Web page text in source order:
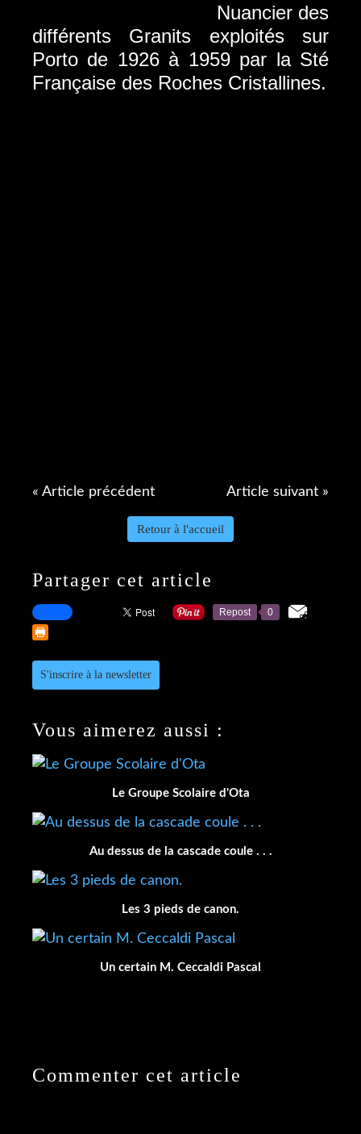
Nuancier des
différents Granits exploités sur
Porto de 1926 à 1959 par la Sté
Française des Roches Cristallines.
« Article précédent Article suivant »
Retour à l'accueil
Partager cet article
Repost 0
S'inscrire à la newsletter
Vous aimerez aussi :
Le Groupe Scolaire d'Ota
Au dessus de la cascade coule . . .
Les 3 pieds de canon.
Un certain M. Ceccaldi Pascal
Commenter cet article